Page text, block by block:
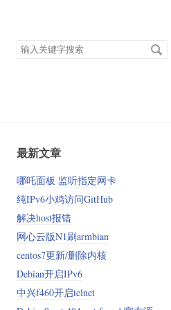
搜
最新文章
哪吒面板 监听指定网卡
纯IPv6小鸡访问GitHub
解决host报错
网心云版N1刷armbian
centos7更新/删除内核
Debian开启IPv6
中兴f460开启telnet